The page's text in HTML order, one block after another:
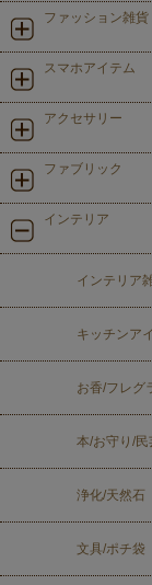
ファッション雑貨
スマホアイテム
アクセサリー
ファブリック
インテリア
インテリア
キッチンア
お香/フレグ
本/お守り/民
浄化/天然石
文具/ポチ袋